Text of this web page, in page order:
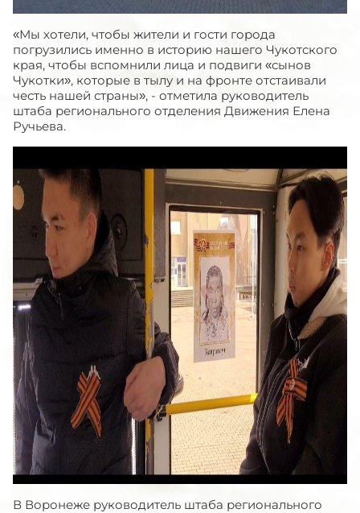
«Мы хотели, чтобы жители и гости города
погрузились именно в историю нашего Чукотского
края, чтобы вспомнили лица и подвиги «сынов
Чукотки», которые в тылу и на фронте отстаивали
честь нашей страны», - отметила руководитель
штаба регионального отделения Движения Елена
Ручьева.
В Воронеже руководитель штаба регионального